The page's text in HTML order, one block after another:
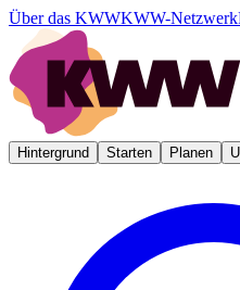
Über das KWWKWW-Netzwerk
Hintergrund Starten Planen